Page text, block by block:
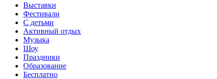
Выставки
Фестивали
С детьми
Активный отдых
Музыка
Шоу
Праздники
Образование
Бесплатно